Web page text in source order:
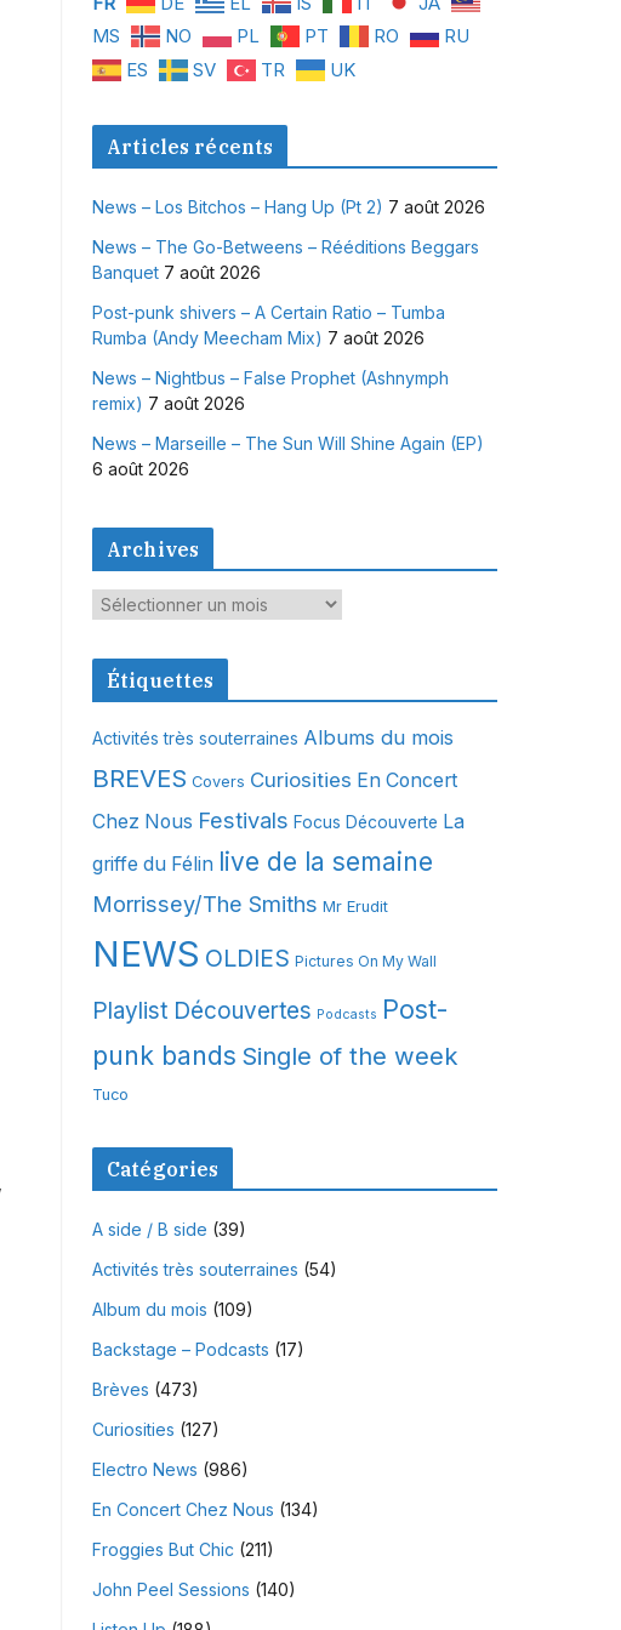
MS
NO PL PT RO
RU
ES
SV TR UK
Articles récents
News – Los Bitchos – Hang Up (Pt 2) 7 août 2026
News – The Go-Betweens – Rééditions Beggars
Banquet 7 août 2026
Post-punk shivers – A Certain Ratio – Tumba
Rumba (Andy Meecham Mix) 7 août 2026
News – Nightbus – False Prophet (Ashnymph
remix) 7 août 2026
News – Marseille – The Sun Will Shine Again (EP)
6 août 2026
Archives
A
c
e
s
Étiquettes
Activités très souterraines Albums du mois
BREVES Covers Curiosities En Concert
Chez Nous Festivals Focus Découverte La
griffe du Félin live de la semaine
Morrissey/The Smiths Mr Erudit
NEWS OLDIES Pictures On My Wall
Playlist Découvertes Podcasts Post-
punk bands Single of the week
Tuco
Catégories
A side / B side (39)
Activités très souterraines (54)
Album du mois (109)
Backstage – Podcasts (17)
Brèves (473)
Curiosities (127)
Electro News (986)
En Concert Chez Nous (134)
Froggies But Chic (211)
John Peel Sessions (140)